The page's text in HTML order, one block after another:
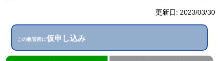
更新日: 2023/03/30
この教習所に仮申し込み